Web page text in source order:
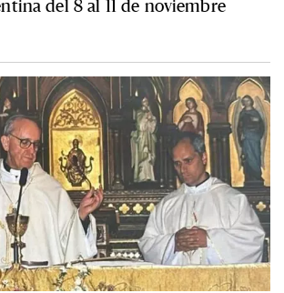
del 8 al 11 de noviembre